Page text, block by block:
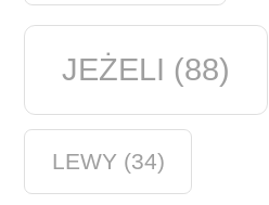
JEŻELI (88)
LEWY (34)